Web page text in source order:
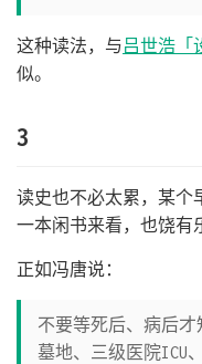
这种读法，与吕世浩「
似。
3
读史也不必太累，某个
一本闲书来看，也饶有
正如冯唐说：
不要等死后、病后
墓地、三级医院ICU